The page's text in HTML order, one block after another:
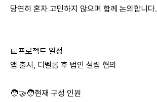
당연히 혼자 고민하지 않으며 함께 논의합니다.
📅프로젝트 일정
앱 출시, 디벨롭 후 법인 설립 협의
🧑‍🤝‍🧑현재 구성 인원